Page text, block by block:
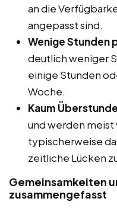
an die
angepasst sind.
Wenige Stunden
deutlich weniger
einige Stunden
Woche.
Kaum
und werden
typischerweise
zeitliche Lücken
Gemeinsamkeiten
zusammengefasst